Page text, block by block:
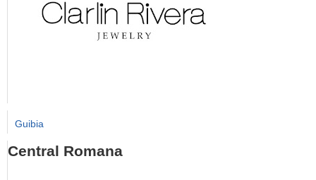
Guibia
Central Romana